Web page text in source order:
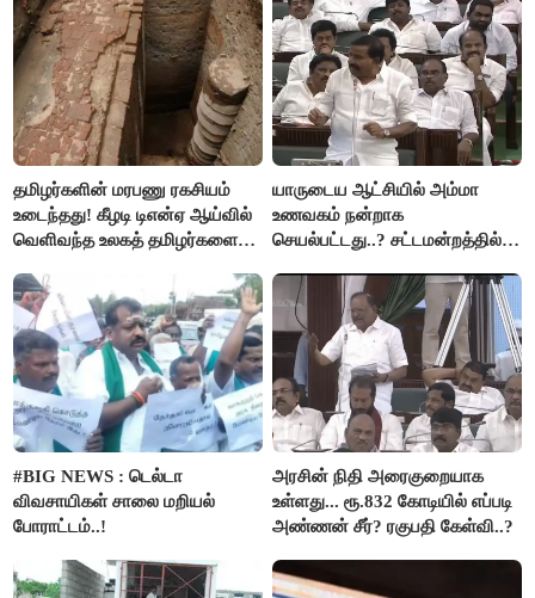
தமிழர்களின் மரபணு ரகசியம்
உடைந்தது! கீழடி டிஎன்ஏ ஆய்வில்
வெளிவந்த உலகத் தமிழர்களை
யாருடைய ஆட்சியில் அம்மா
உணவகம் நன்றாக
செயல்பட்டது..? சட்டமன்றத்தில்
#BIG NEWS : டெல்டா
விவசாயிகள் சாலை மறியல்
போராட்டம்..!
அரசின் நிதி அரைகுறையாக
உள்ளது... ரூ.832 கோடியில் எப்படி
அண்ணன் சீர்? ரகுபதி கேள்வி..?